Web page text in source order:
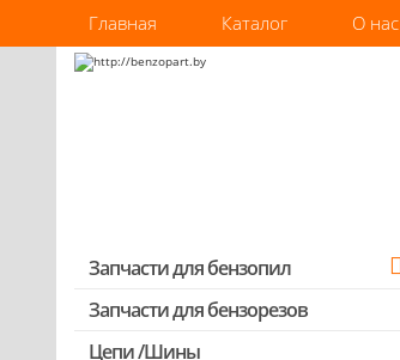
Главная Каталог О нас
Запчасти для бензопил
Запчасти для бензопил Stihl
Запчасти для бензопил Husqvarna,
Запчасти для бензорезов
Цепи /Шины